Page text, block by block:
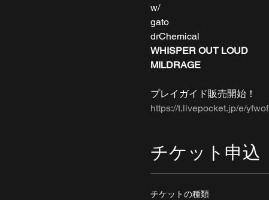
w/
gato
drChemical
WHISPER OUT LOUD
MILDRAGE
プレイガイド販売開始！
https://t.livepocket.jp/e/yfwof
チケット申込
チケットの種類